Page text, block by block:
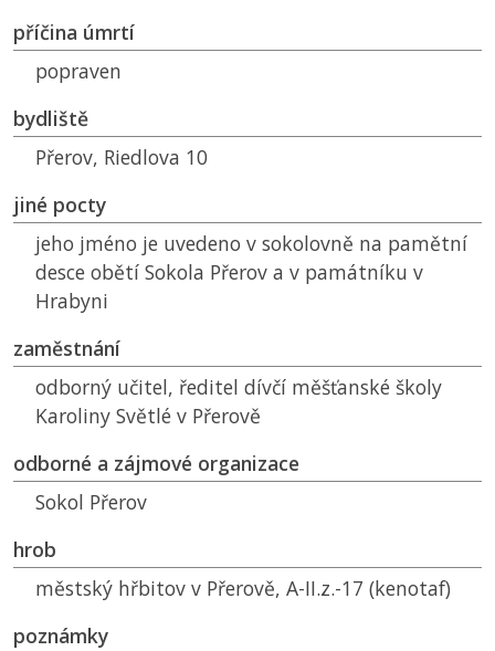
příčina úmrtí
popraven
bydliště
Přerov, Riedlova 10
jiné pocty
jeho jméno je uvedeno v sokolovně na pamětní
desce obětí Sokola Přerov a v památníku v
Hrabyni
zaměstnání
odborný učitel, ředitel dívčí měšťanské školy
Karoliny Světlé v Přerově
odborné a zájmové organizace
Sokol Přerov
hrob
městský hřbitov v Přerově, A-II.z.-17 (kenotaf)
poznámky